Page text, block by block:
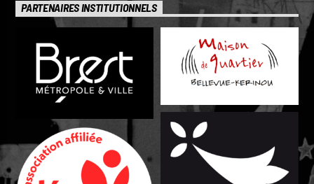
PARTENAIRES INSTITUTIONNELS